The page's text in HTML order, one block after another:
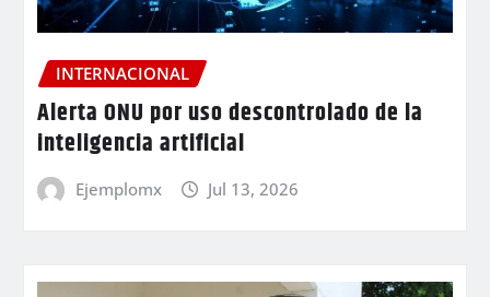
INTERNACIONAL
Alerta ONU por uso descontrolado de la
inteligencia artificial
Ejemplomx Jul 13, 2026